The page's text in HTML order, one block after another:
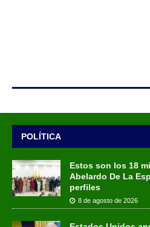
POLÍTICA
Estos son los 18
Abelardo De La
perfiles
8 de agosto de 2026